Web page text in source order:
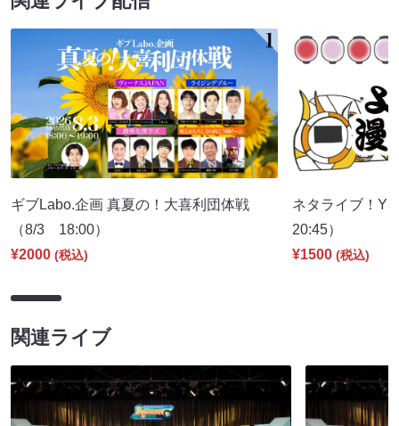
ギブLabo.企画 真夏の！大喜利団体戦
（8/3 18:00）
¥2000 (税込)
ネタライブ！
20:45）
¥1500 (税込)
関連ライブ